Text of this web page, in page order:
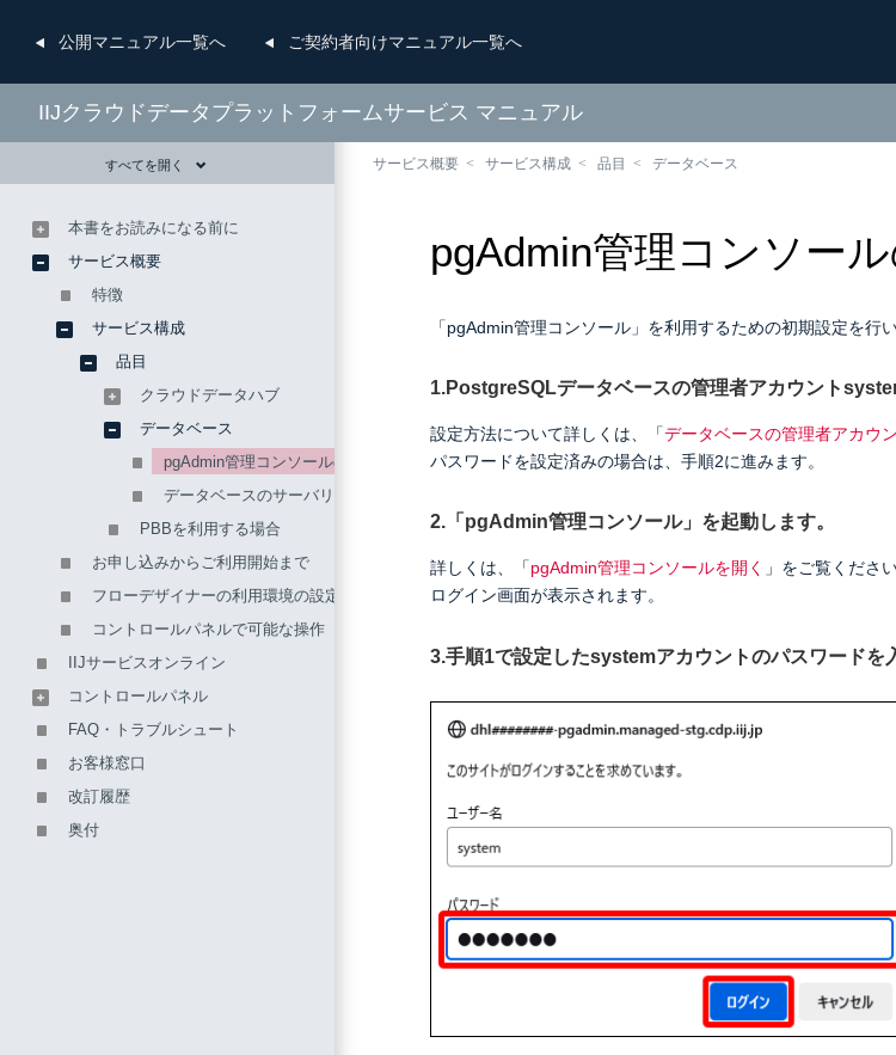
公開マニュアル一覧へ ご契約者向けマニュアル一覧へ
IIJクラウドデータプラットフォームサービス マニュアル
サービス概要 サービス構成 品目 データベース
pgAdmin管理コンソー
「pgAdmin管理コンソール」を利用するための初期設定を行い
1.PostgreSQLデータベースの管理者アカウント
設定方法について詳しくは、「データベースの管理者アカウ
パスワードを設定済みの場合は、手順2に進みます。
2.「pgAdmin管理コンソール」を起動します。
詳しくは、「pgAdmin管理コンソールを開く
」をご覧ください
ログイン画面が表示されます。
3.手順1で設定したsystemアカウントのパスワードを
すべてを開く
本書をお読みになる前に
サービス概要
特徴
サービス構成
品目
クラウドデータハブ
データベース
pgAdmin管理コンソールの初期設定
データベースのサーバリソース情報の確認方法
PBBを利用する場合
お申し込みからご利用開始まで
フローデザイナーの利用環境の設定
コントロールパネルで可能な操作
IIJサービスオンライン
コントロールパネル
FAQ・トラブルシュート
お客様窓口
改訂履歴
奥付